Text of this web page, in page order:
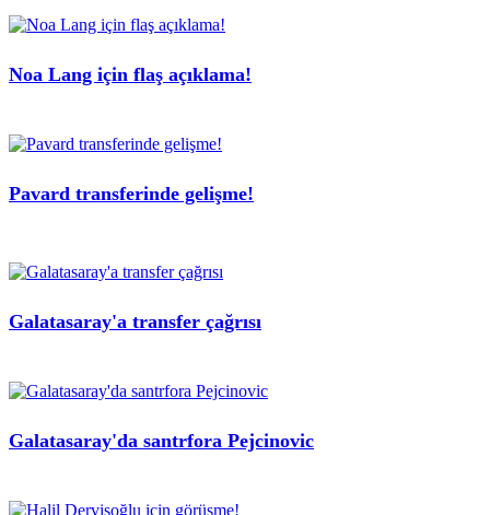
Noa Lang için flaş açıklama!
Pavard transferinde gelişme!
Galatasaray'a transfer çağrısı
Galatasaray'da santrfora Pejcinovic